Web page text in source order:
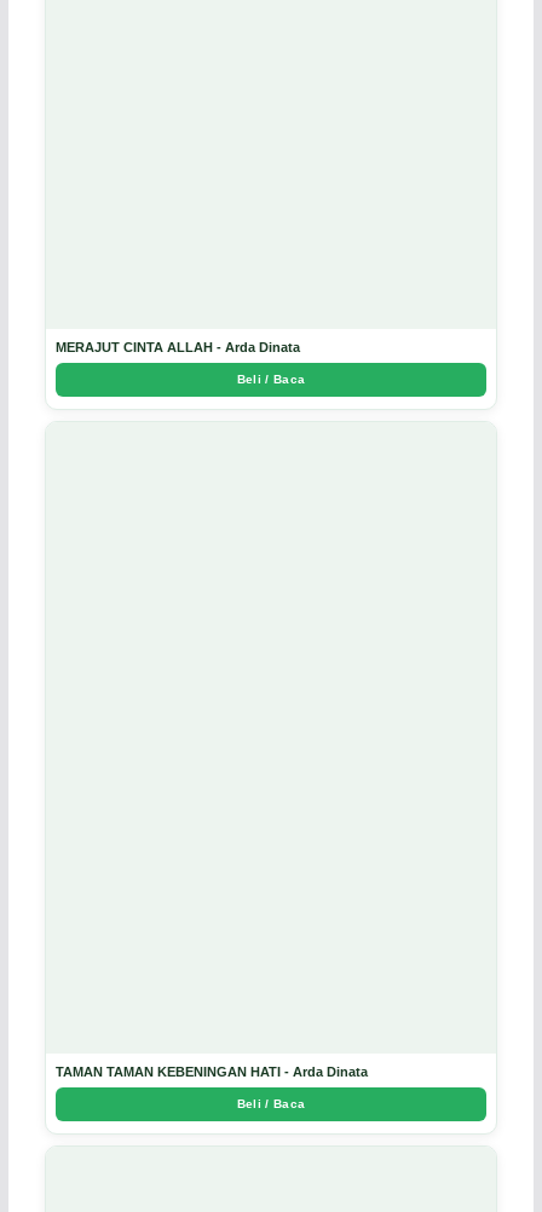
MERAJUT CINTA ALLAH - Arda Dinata
Beli / Baca
TAMAN TAMAN KEBENINGAN HATI - Arda Dinata
Beli / Baca